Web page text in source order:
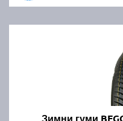
Зимни гуми